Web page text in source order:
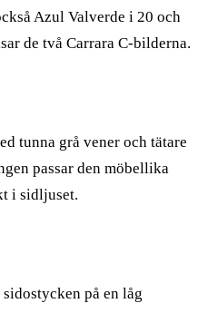
Azul Valverde i 20 och
de två Carrara C-bilderna.
tunna grå vener och tätare
passar den möbellika
i sidljuset.
på en låg